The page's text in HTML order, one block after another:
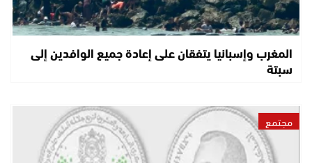
المغرب وإسبانيا يتفقان على إعادة جميع الوافدين إلى
سبتة
مجتمع